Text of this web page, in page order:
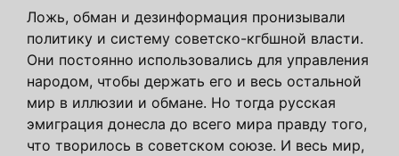
Ложь, обман и дезинформация пронизывали
политику и систему советско-кгбшной власти.
Они постоянно использовались для управления
народом, чтобы держать его и весь остальной
мир в иллюзии и обмане. Но тогда русская
эмиграция донесла до всего мира правду того,
что творилось в советском союзе. И весь мир,